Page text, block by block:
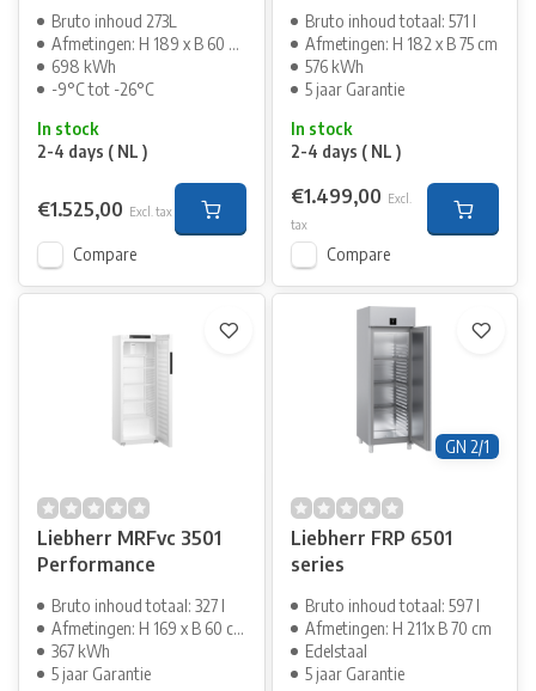
Bruto inhoud 273L
Afmetingen: H 189 x B 60 cm
698 kWh
-9°C tot -26°C
In stock
2-4 days ( NL )
€1.525,00 Excl. tax
Compare
Bruto inhoud totaal: 571 l
Afmetingen: H 182 x B 75 cm
576 kWh
5 jaar Garantie
In stock
2-4 days ( NL )
€1.499,00 Excl.
tax
Compare
Liebherr MRFvc 3501
Performance
Bruto inhoud totaal: 327 l
Afmetingen: H 169 x B 60 cm
367 kWh
5 jaar Garantie
GN 2/1
Liebherr FRP 6501
series
Bruto inhoud totaal: 597 l
Afmetingen: H 211x B 70 cm
Edelstaal
5 jaar Garantie